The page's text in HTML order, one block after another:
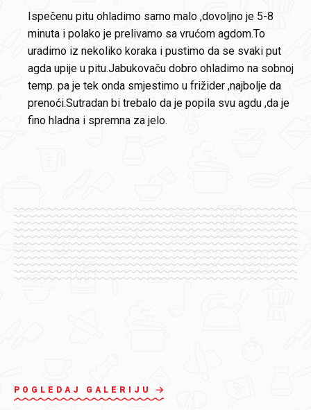
Ispečenu pitu ohladimo samo malo ,dovoljno je 5-8
minuta i polako je prelivamo sa vrućom agdom.To
uradimo iz nekoliko koraka i pustimo da se svaki put
agda upije u pitu.Jabukovaču dobro ohladimo na sobnoj
temp. pa je tek onda smjestimo u frižider ,najbolje da
prenoći.Sutradan bi trebalo da je popila svu agdu ,da je
fino hladna i spremna za jelo.
POGLEDAJ GALERIJU